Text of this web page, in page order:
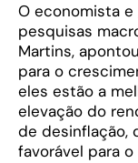
O economista
pesquisas
Martins,
para o
eles estão a
elevação do
de desinflação,
favorável para